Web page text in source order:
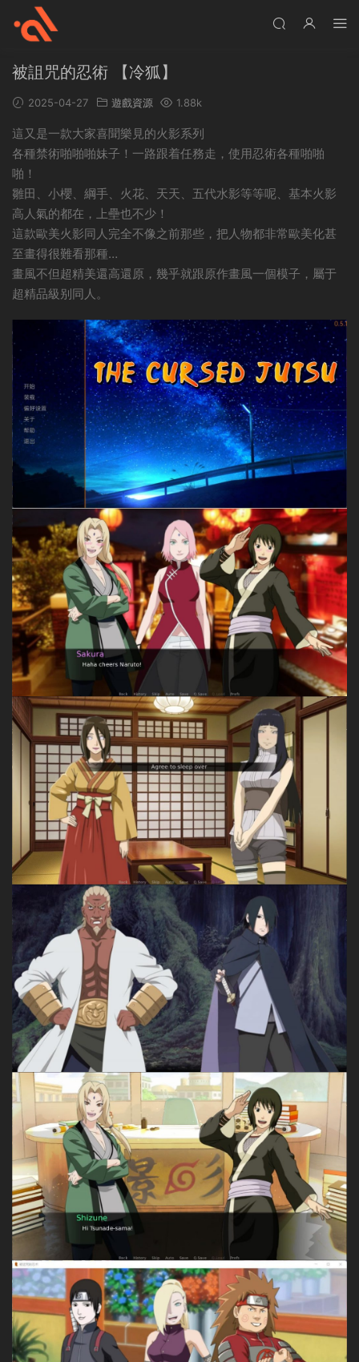
被詛咒的忍術 【冷狐】
2025-04-27 遊戲資源 1.88k
這又是一款大家喜聞樂見的火影系列
各種禁術啪啪啪妹子！一路跟着任務走，使用忍術各種啪啪
啪！
雛田、小櫻、綱手、火花、天天、五代水影等等呢、基本火影
高人氣的都在，上壘也不少！
這款歐美火影同人完全不像之前那些，把人物都非常歐美化甚
至畫得很難看那種…
畫風不但超精美還高還原，幾乎就跟原作畫風一個模子，屬于
超精品級别同人。